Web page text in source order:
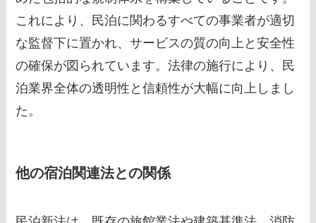
これにより、民泊に関わるすべての事業者が適切
な監督下に置かれ、サービスの質の向上と安全性
の確保が図られています。法律の施行により、民
泊業界全体の透明性と信頼性が大幅に向上しまし
た。
他の宿泊関連法との関係